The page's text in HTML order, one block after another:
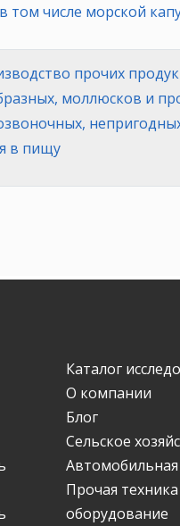
том числе морской
прочих
моллюсков и
в пищу
Каталог
О компании
Блог
Сельское
Автомобильная
Прочая
оборудование